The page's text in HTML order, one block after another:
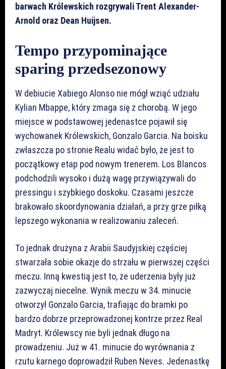
barwach Królewskich rozgrywali Trent Alexander-
Arnold oraz Dean Huijsen.
Tempo przypominające
sparing przedsezonowy
W debiucie Xabiego Alonso nie mógł wziąć udziału
Kylian Mbappe, który zmaga się z chorobą. W jego
miejsce w podstawowej jedenastce pojawił się
wychowanek Królewskich, Gonzalo Garcia. Na boisku
zwłaszcza po stronie Realu widać było, że jest to
początkowy etap pod nowym trenerem. Los Blancos
podchodzili wysoko i dużą wagę przywiązywali do
pressingu i szybkiego doskoku. Czasami jeszcze
brakowało skoordynowania działań, a przy grze piłką
lepszego wykonania w realizowaniu zaleceń.
To jednak drużyna z Arabii Saudyjskiej częściej
stwarzała sobie okazje do strzału w pierwszej części
meczu. Inną kwestią jest to, że uderzenia były już
zazwyczaj niecelne. Wynik meczu w 34. minucie
otworzył Gonzalo Garcia, trafiając do bramki po
bardzo dobrze przeprowadzonej kontrze przez Real
Madryt. Królewscy nie byli jednak długo na
prowadzeniu. Już w 41. minucie do wyrównania z
rzutu karnego doprowadził Ruben Neves. Jedenastkę